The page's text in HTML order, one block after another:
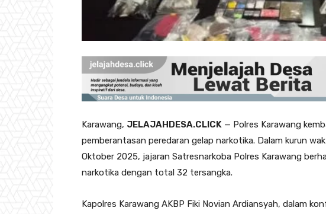
Karawang, JELAJAHDESA.CLICK — Polres Karawang
pemberantasan peredaran gelap narkotika. Dalam kurun
Oktober 2025, jajaran Satresnarkoba Polres Karawang
narkotika dengan total 32 tersangka.
Kapolres Karawang AKBP Fiki Novian Ardiansyah, dalam